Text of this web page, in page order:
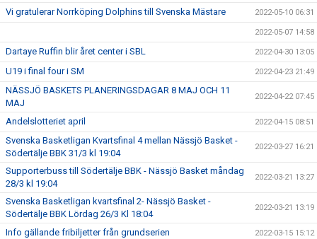
Vi gratulerar Norrköping Dolphins till Svenska Mästare 2022-05-10 06:31
2022-05-07 14:58
Dartaye Ruffin blir året center i SBL 2022-04-30 13:05
U19 i final four i SM 2022-04-23 21:49
NÄSSJÖ BASKETS PLANERINGSDAGAR 8 MAJ OCH 11
MAJ
2022-04-22 07:45
Andelslotteriet april 2022-04-15 08:51
Svenska Basketligan Kvartsfinal 4 mellan Nässjö Basket -
Södertälje BBK 31/3 kl 19:04
2022-03-27 16:21
Supporterbuss till Södertälje BBK - Nässjö Basket måndag
28/3 kl 19:04
2022-03-21 13:27
Svenska Basketligan kvartsfinal 2- Nässjö Basket -
Södertälje BBK Lördag 26/3 Kl 18:04
2022-03-21 13:19
Info gällande fribiljetter från grundserien 2022-03-15 15:12